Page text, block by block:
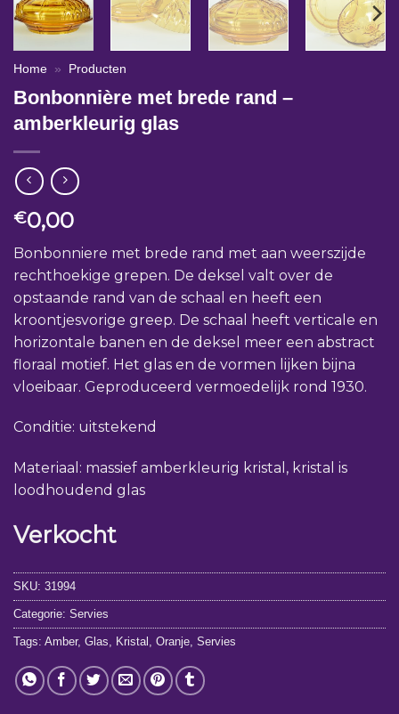
Home » Producten
Bonbonnière met brede rand –
amberkleurig glas
€0,00
Bonbonniere met brede rand met aan weerszijde
rechthoekige grepen. De deksel valt over de
opstaande rand van de schaal en heeft een
kroontjesvorige greep. De schaal heeft verticale en
horizontale banen en de deksel meer een abstract
floraal motief. Het glas en de vormen lijken bijna
vloeibaar. Geproduceerd vermoedelijk rond 1930.
Conditie: uitstekend
Materiaal: massief amberkleurig kristal, kristal is
loodhoudend glas
Verkocht
SKU: 31994
Categorie: Servies
Tags: Amber, Glas Kristal Oranje Servies